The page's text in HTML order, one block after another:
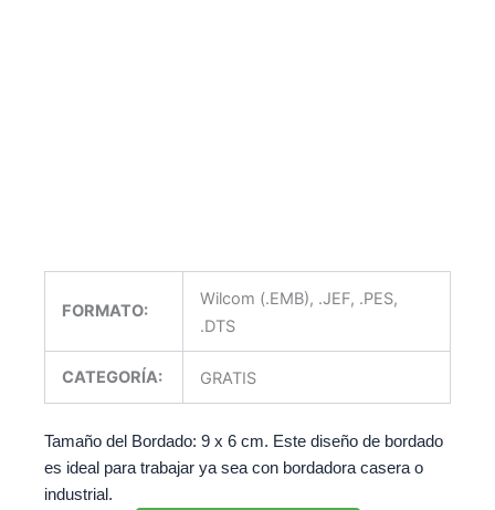
FORMATO:
Wilcom (.EMB), .JEF, .PES,
.DTS
CATEGORÍA: GRATIS
Tamaño del Bordado: 9 x 6 cm. Este diseño de bordado
es ideal para trabajar ya sea con bordadora casera o
industrial.